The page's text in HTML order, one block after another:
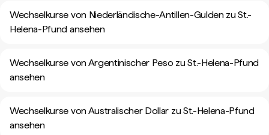
Wechselkurse von Niederländische-Antillen-Gulden zu St.-
Helena-Pfund ansehen
Wechselkurse von Argentinischer Peso zu St.-Helena-Pfund
ansehen
Wechselkurse von Australischer Dollar zu St.-Helena-Pfund
ansehen